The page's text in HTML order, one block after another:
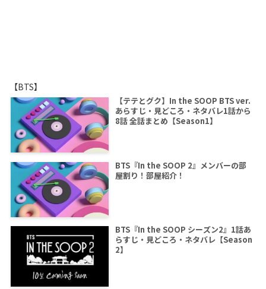
【BTS】
【テテとグク】In the SOOP BTS ver.
あらすじ・見どころ・ネタバレ1話から
8話 全話まとめ【Season1】
BTS『In the SOOP 2』メンバーの部
屋割り！部屋紹介！
BTS『In the SOOP シーズン2』1話あ
らすじ・見どころ・ネタバレ【Season
2】